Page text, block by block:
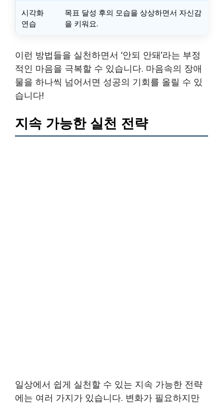
시각화
연습
목표 달성 후의 모습을 상상하면서 자신감
을 키워요.
이런 방법들을 실천하면서 ‘안되 안돼’라는 부정
적인 마음을 극복할 수 있습니다. 마음속의 장애
물을 하나씩 넘어서면 성공의 기회를 올릴 수 있
습니다!
지속 가능한 실천 전략
일상에서 쉽게 실천할 수 있는 지속 가능한 전략
에는 여러 가지가 있습니다. 변화가 필요하지만